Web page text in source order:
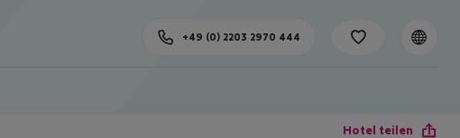
+49 (0) 2203 2970 444
Hotel teilen